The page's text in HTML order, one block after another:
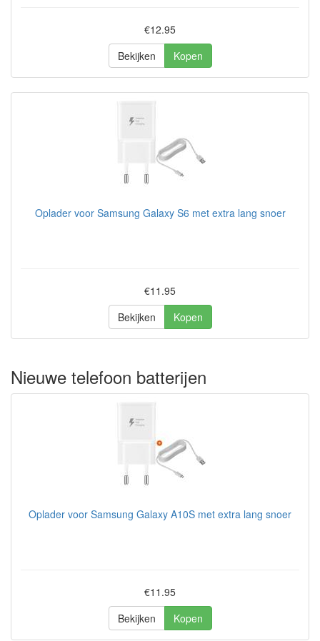
€12.95
Bekijken
Kopen
Oplader voor Samsung Galaxy S6 met extra lang snoer
€11.95
Bekijken
Kopen
Nieuwe telefoon batterijen
Oplader voor Samsung Galaxy A10S met extra lang snoer
€11.95
Bekijken
Kopen